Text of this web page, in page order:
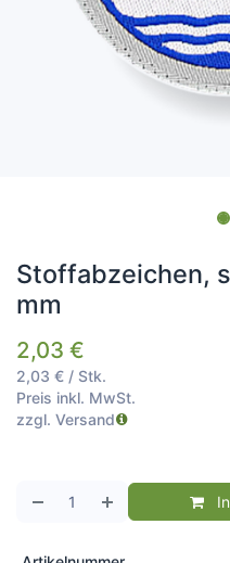
Stoffabzeichen,
mm
2,03 €
2,03 € / Stk.
Preis inkl. MwSt.
zzgl. Versand